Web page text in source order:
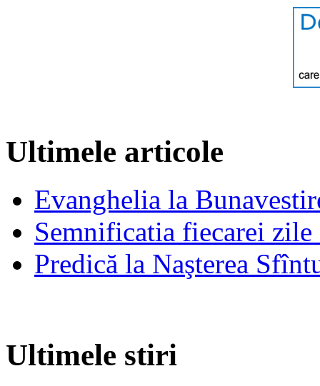
Ultimele articole
Evanghelia la
Semnificatia fiecarei
Predică la Naşterea
Ultimele stiri